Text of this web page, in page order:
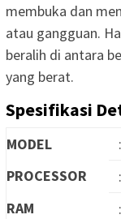
membuka dan
atau gangguan.
beralih di antara
yang berat.
Spesifikasi
MODEL
PROCESSOR
RAM